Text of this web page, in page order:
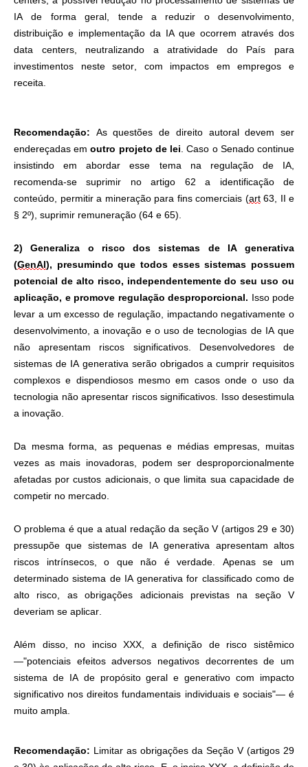
IA de forma geral, tende a reduzir o desenvolvimento,
distribuição e implementação da IA que ocorrem através dos
data centers, neutralizando a atratividade do País para
investimentos neste setor, com impactos em empregos e
receita.
Recomendação: As questões de direito autoral devem ser
endereçadas emoutro projeto de lei . Caso o Senado continue
insistindo em abordar esse tema na regulação de IA,
recomenda-se suprimir no artigo 62 a identificação de
conteúdo, permitir a mineração para fins comerciais (art63, II e
§ 2º), suprimir remuneração (64 e 65).
2) Generaliza o risco dos sistemas de IA generativa
(GenAI), presumindo que todos esses sistemas possuem
potencial de alto risco, independentemente do seu uso ou
aplicação, e promove regulação desproporcional. Isso pode
levar a um excesso de regulação, impactando negativamente o
desenvolvimento, a inovação e o uso de tecnologias de IA que
não apresentam riscos significativos. Desenvolvedores de
sistemas de IA generativa serão obrigados a cumprir requisitos
complexos e dispendiosos mesmo em casos onde o uso da
tecnologia não apresentar riscos significativos. Isso desestimula
a inovação.
Da mesma forma, as pequenas e médias empresas, muitas
vezes as mais inovadoras, podem ser desproporcionalmente
afetadas por custos adicionais, o que limita sua capacidade de
competir no mercado.
O problema é que a atual redação da seção V (artigos 29 e 30)
pressupõe que sistemas de IA generativa apresentam altos
riscos intrínsecos, o que não é verdade. Apenas se um
determinado sistema de IA generativa for classificado como de
alto risco, as obrigações adicionais previstas na seção V
deveriam se aplicar.
Além disso, no inciso XXX, a definição de risco sistêmico
—"potenciais efeitos adversos negativos decorrentes de um
sistema de IA de propósito geral e generativo com impacto
significativo nos direitos fundamentais individuais e sociais"— é
muito ampla.
Recomendação: Limitar as obrigações da Seção V (artigos 29